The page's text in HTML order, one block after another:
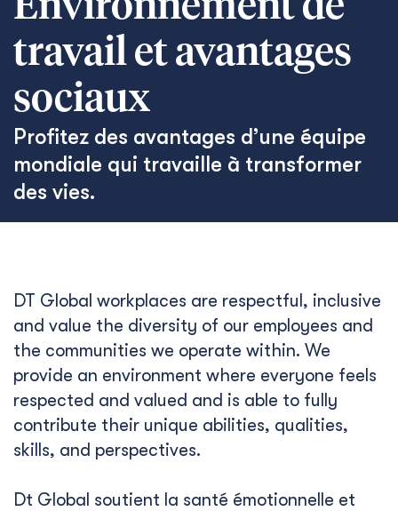
Environnement de
travail et avantages
sociaux
Profitez des avantages d’une équipe
mondiale qui travaille à transformer
des vies.
DT Global workplaces are respectful, inclusive
and value the diversity of our employees and
the communities we operate within. We
provide an environment where everyone feels
respected and valued and is able to fully
contribute their unique abilities, qualities,
skills, and perspectives.
Dt Global soutient la santé émotionnelle et